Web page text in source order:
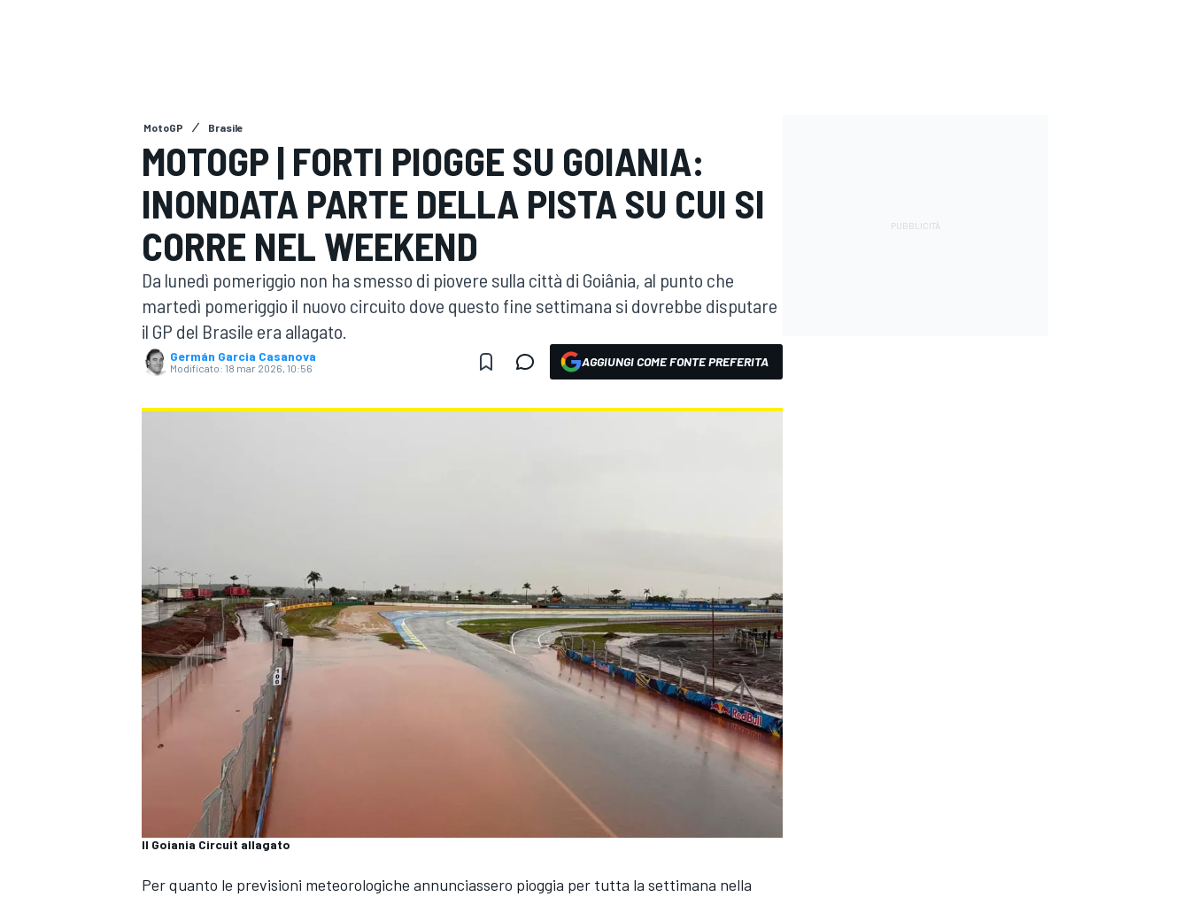
WRC
MotoGP Brasile
MOTOGP | FORTI PIOGGE SU GOIANIA:
INONDATA PARTE DELLA PISTA SU CUI SI
CORRE NEL WEEKEND
Da lunedì pomeriggio non ha smesso di piovere sulla città di Goiânia, al punto che
martedì pomeriggio il nuovo circuito dove questo fine settimana si dovrebbe disputare
il GP del Brasile era allagato.
Germán Garcia Casanova
Modificato: 18 mar 2026, 10:56 AGGIUNGI COME FONTE PREFERITA
Il Goiania Circuit allagato
Per quanto le previsioni meteorologiche annunciassero pioggia per tutta la settimana nella